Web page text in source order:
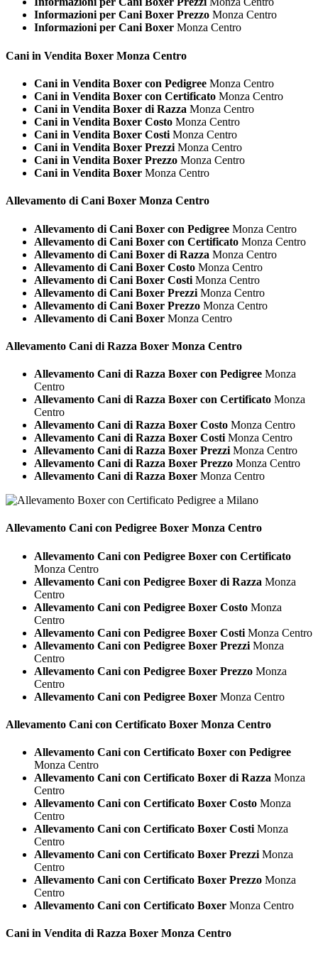
Informazioni per Cani Boxer Prezzo Monza Centro
Informazioni per Cani Boxer Monza Centro
Cani in Vendita Boxer Monza Centro
Cani in Vendita Boxer con Pedigree Monza Centro
Cani in Vendita Boxer con Certificato Monza Centro
Cani in Vendita Boxer di Razza Monza Centro
Cani in Vendita Boxer Costo Monza Centro
Cani in Vendita Boxer Costi Monza Centro
Cani in Vendita Boxer Prezzi Monza Centro
Cani in Vendita Boxer Prezzo Monza Centro
Cani in Vendita Boxer Monza Centro
Allevamento di Cani Boxer Monza Centro
Allevamento di Cani Boxer con Pedigree Monza Centro
Allevamento di Cani Boxer con Certificato Monza Centro
Allevamento di Cani Boxer di Razza Monza Centro
Allevamento di Cani Boxer Costo Monza Centro
Allevamento di Cani Boxer Costi Monza Centro
Allevamento di Cani Boxer Prezzi Monza Centro
Allevamento di Cani Boxer Prezzo Monza Centro
Allevamento di Cani Boxer Monza Centro
Allevamento Cani di Razza Boxer Monza Centro
Allevamento Cani di Razza Boxer con Pedigree Monza
Centro
Allevamento Cani di Razza Boxer con Certificato Monza
Centro
Allevamento Cani di Razza Boxer Costo Monza Centro
Allevamento Cani di Razza Boxer Costi Monza Centro
Allevamento Cani di Razza Boxer Prezzi Monza Centro
Allevamento Cani di Razza Boxer Prezzo Monza Centro
Allevamento Cani di Razza Boxer Monza Centro
Allevamento Cani con Pedigree Boxer Monza Centro
Allevamento Cani con Pedigree Boxer con Certificato
Monza Centro
Allevamento Cani con Pedigree Boxer di Razza Monza
Centro
Allevamento Cani con Pedigree Boxer Costo Monza
Centro
Allevamento Cani con Pedigree Boxer Costi Monza Centro
Allevamento Cani con Pedigree Boxer Prezzi Monza
Centro
Allevamento Cani con Pedigree Boxer Prezzo Monza
Centro
Allevamento Cani con Pedigree Boxer Monza Centro
Allevamento Cani con Certificato Boxer Monza Centro
Allevamento Cani con Certificato Boxer con Pedigree
Monza Centro
Allevamento Cani con Certificato Boxer di Razza Monza
Centro
Allevamento Cani con Certificato Boxer Costo Monza
Centro
Allevamento Cani con Certificato Boxer Costi Monza
Centro
Allevamento Cani con Certificato Boxer Prezzi Monza
Centro
Allevamento Cani con Certificato Boxer Prezzo Monza
Centro
Allevamento Cani con Certificato Boxer Monza Centro
Cani in Vendita di Razza Boxer Monza Centro